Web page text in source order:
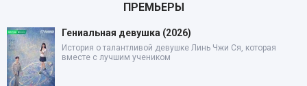
ПРЕМЬЕРЫ
Гениальная девушка (2026)
История о талантливой девушке Линь Чжи Ся, которая
вместе с лучшим учеником